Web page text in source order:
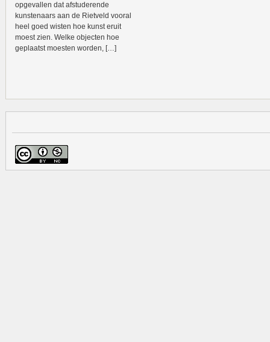
opgevallen dat afstuderende
kunstenaars aan de Rietveld vooral
heel goed wisten hoe kunst eruit
moest zien. Welke objecten hoe
geplaatst moesten worden, […]